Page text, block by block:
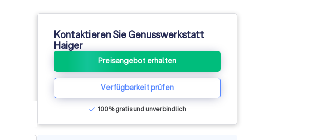
Kontaktieren Sie Genusswerkstatt
Haiger
Preisangebot erhalten
Verfügbarkeit prüfen
check 100% gratis und unverbindlich